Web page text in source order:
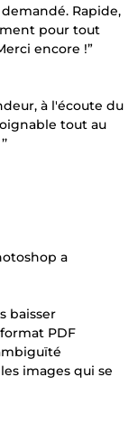
Rapide,
pour tout
encore !”
à l'écoute du
tout au
a
baisser
PDF
images qui se